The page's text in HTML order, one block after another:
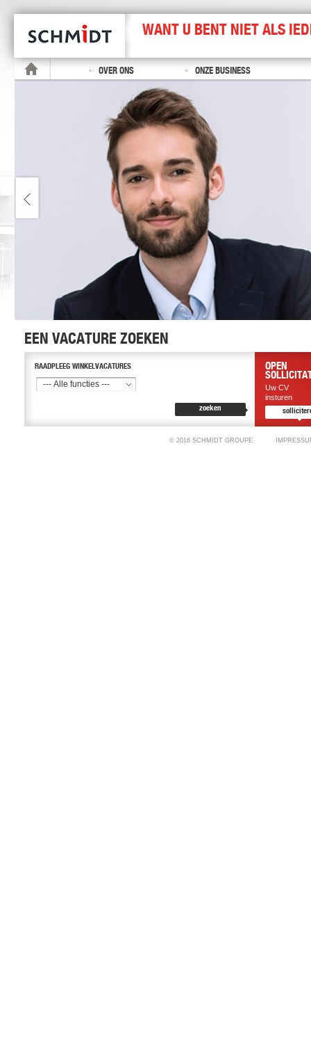
WANT U BENT NIET ALS
OVER ONS ONZE BUSINESS
EEN VACATURE ZOEKEN
RAADPLEEG WINKELVACATURES
--- Alle functies ---
zoeken
OPEN
Uw CV
insturen
© 2016 SCHMIDT GROUPE